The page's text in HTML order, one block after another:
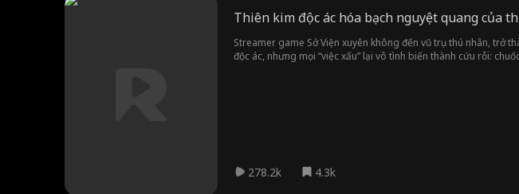
Thiên kim độc ác hóa bạch nguyệt quang của
Streamer game Sở Viện xuyên không đến vũ trụ thú nhân, trở
độc ác, nhưng mọi “việc xấu” lại vô tình biến thành cứu rỗi:
278.2k 4.3k